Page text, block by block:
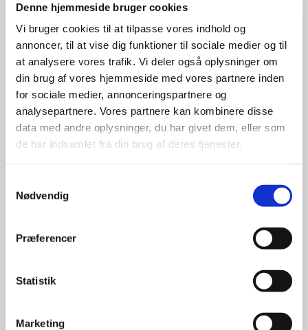
Denne hjemmeside bruger cookies
Vi bruger cookies til at tilpasse vores indhold og
annoncer, til at vise dig funktioner til sociale medier og til
at analysere vores trafik. Vi deler også oplysninger om
din brug af vores hjemmeside med vores partnere inden
for sociale medier, annonceringspartnere og
analysepartnere. Vores partnere kan kombinere disse
data med andre oplysninger, du har givet dem, eller som
de har indsamlet fra din brug af deres tjenester.
Nødvendig
Præferencer
Statistik
Marketing
20. september 2025:
En pibeand til Peter Løkke Jensen
Peter Løkke jensen tog en tur i Slusesåten igen her til
aften.
Peter fortæller, at der var masser af ænder i luften, mest
pibeænder lød det som. Dog (næsten) alle for høje. Det
lykkedes Peter at få ram på en enkelt pibeand, som han
desværre ikke fik taget foto af.